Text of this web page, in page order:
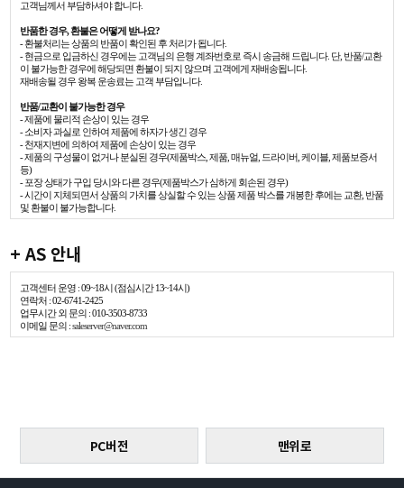
고객님께서 부담하셔야 합니다.
반품한 경우, 환불은 어떻게 받나요?
- 환불처리는 상품의 반품이 확인된 후 처리가 됩니다.
- 현금으로 입금하신 경우에는 고객님의 은행 계좌번호로 즉시 송금해 드립니다. 단, 반품/교환
이 불가능한 경우에 해당되면 환불이 되지 않으며 고객에게 재배송됩니다.
재배송될 경우 왕복 운송료는 고객 부담입니다.
반품/교환이 불가능한 경우
- 제품에 물리적 손상이 있는 경우
- 소비자 과실로 인하여 제품에 하자가 생긴 경우
- 천재지변에 의하여 제품에 손상이 있는 경우
- 제품의 구성물이 없거나 분실된 경우(제품박스, 제품, 매뉴얼, 드라이버, 케이블, 제품보증서
등)
- 포장 상태가 구입 당시와 다른 경우(제품박스가 심하게 회손된 경우)
- 시간이 지체되면서 상품의 가치를 상실할 수 있는 상품 제품 박스를 개봉한 후에는 교환, 반품
및 환불이 불가능합니다.
+ AS 안내
고객센터 운영 : 09~18시 (점심시간 13~14시)
연락처 : 02-6741-2425
업무시간 외 문의 : 010-3503-8733
이메일 문의 :saleserver@naver.com
PC버전 맨위로